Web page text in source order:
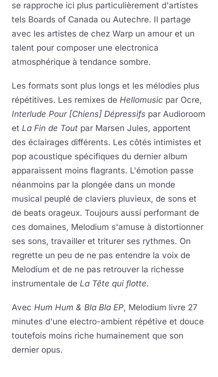
se rapproche ici plus particulièrement d'artistes
tels Boards of Canada ou Autechre. Il partage
avec les artistes de chez Warp un amour et un
talent pour composer une electronica
atmosphérique à tendance sombre.
Les formats sont plus longs et les mélodies plus
répétitives. Les remixes de Hellomusic par Ocre,
Interlude Pour [Chiens] Dépressifs par Audioroom
et La Fin de Tout par Marsen Jules, apportent
des éclairages différents. Les côtés intimistes et
pop acoustique spécifiques du dernier album
apparaissent moins flagrants. L'émotion passe
néanmoins par la plongée dans un monde
musical peuplé de claviers pluvieux, de sons et
de beats orageux. Toujours aussi performant de
ces domaines, Melodium s'amuse à distortionner
ses sons, travailler et triturer ses rythmes. On
regrette un peu de ne pas entendre la voix de
Melodium et de ne pas retrouver la richesse
instrumentale de La Tête qui flotte.
Avec Hum Hum & Bla Bla EP, Melodium livre 27
minutes d'une electro-ambient répétive et douce
toutefois moins riche humainement que son
dernier opus.